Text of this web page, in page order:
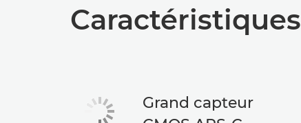
Caractéristiques
Grand capteur